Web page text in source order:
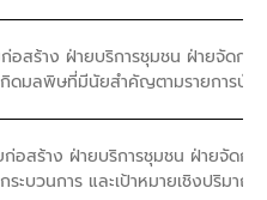
อสร้าง ฝ่ายบริการชุมชน ฝ่ายจัดกา
กิดมลพิษที่มีนัยสำคัญตามรายการบั
อสร้าง ฝ่ายบริการชุมชน ฝ่ายจัดกา
ะบวนการ และเป้าหมายเชิงปริมาณ